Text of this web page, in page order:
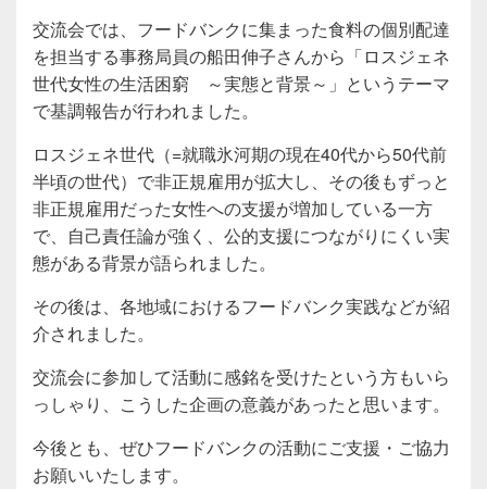
交流会では、フードバンクに集まった食料の個別配達
を担当する事務局員の船田伸子さんから「ロスジェネ
世代女性の生活困窮 ～実態と背景～」というテーマ
で基調報告が行われました。
ロスジェネ世代（=就職氷河期の現在40代から50代前
半頃の世代）で非正規雇用が拡大し、その後もずっと
非正規雇用だった女性への支援が増加している一方
で、自己責任論が強く、公的支援につながりにくい実
態がある背景が語られました。
その後は、各地域におけるフードバンク実践などが紹
介されました。
交流会に参加して活動に感銘を受けたという方もいら
っしゃり、こうした企画の意義があったと思います。
今後とも、ぜひフードバンクの活動にご支援・ご協力
お願いいたします。